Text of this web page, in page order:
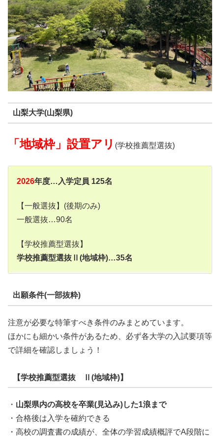
山梨大学(山梨県)
「地域枠」設置アリ (学校推薦型選抜)
2026年度…入学定員 125名
【一般選抜】(後期のみ)
一般選抜…90名
【学校推薦型選抜】
学校推薦型選抜Ⅱ(地域枠)…35名
出願条件(一部抜粋)
注意が必要な特筆すべき条件のみまとめています。
ほかにも細かい条件があるため、必ず各大学の入試要項等
で詳細を確認しましょう！
【学校推薦型選抜 Ⅱ(地域枠)】
・ 山梨県内の高校を卒業(見込み)した1浪まで
・合格後は入学を確約できる
・高校の調査書の成績が、全体の学習成績概評でA段階に